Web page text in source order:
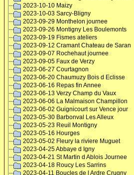
2023-10-10 Maizy
2023-10-03 Sarcy-Bligny
2023-09-29 Monthelon journee
2023-09-26 Montigny Les Boulemonts
2023-09-19 Fismes ateliers
2023-09-12 Cramant Chateau de Saran
2023-09-07 Rochehaut journee
2023-09-05 Faux de Verzy
2023-06-27 Courtagnon
2023-06-20 Chaumuzy Bois d Eclisse
2023-06-16 Repas fin Annee
2023-06-13 Verzy Champ du Vaux
2023-06-06 La Malmaison Champillon
2023-06-02 Guignicourt sur Vence jour
2023-05-30 Barbonval Les Alleux
2023-05-23 Reuil Montigny
2023-05-16 Hourges
2023-05-02 Fleury la riviere Muguet
2023-04-25 Abbaye d Igny
2023-04-21 St Martin d Ablois Journee
2023-04-18 Roucy Les Sarrins
2023-04-11 Boucles de l Ardre Crugny